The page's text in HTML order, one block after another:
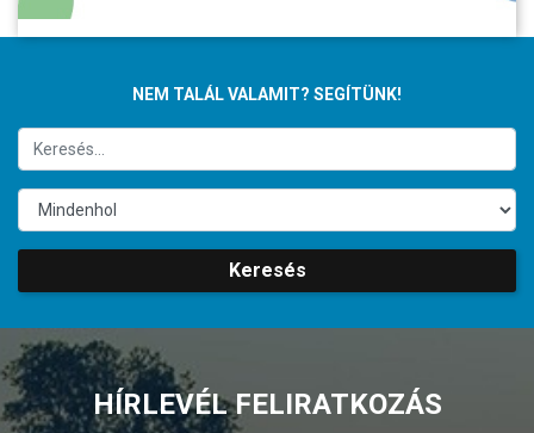
NEM TALÁL VALAMIT? SEGÍTÜNK!
Keresés
HÍRLEVÉL FELIRATKOZÁS